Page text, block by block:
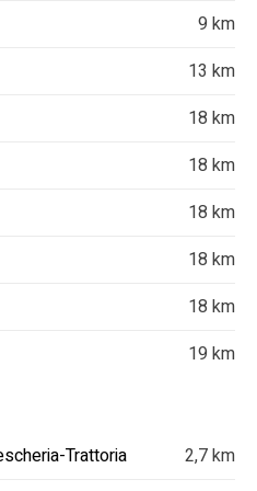
9 km
13 km
18 km
18 km
18 km
18 km
18 km
19 km
Trattoria
2,7 km